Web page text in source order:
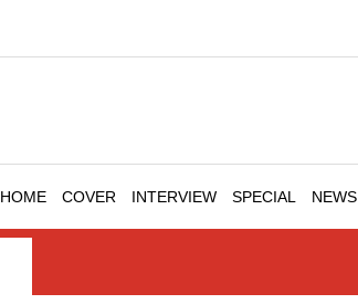
HOME COVER INTERVIEW SPECIAL NEWS